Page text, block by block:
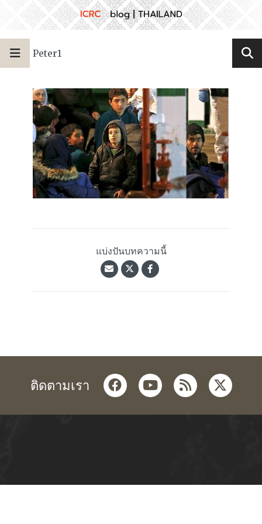
Peter1
แบ่งปันบทความนี้
ติดตามเรา facebookyoutube
rss twitter